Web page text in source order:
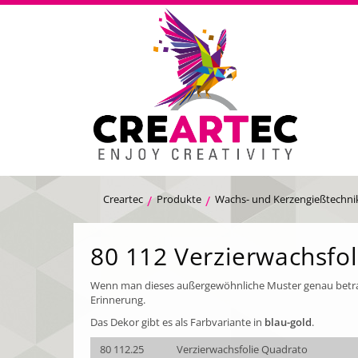
Creartec Produkte Wachs- und
80 112
Wenn man dieses außergewöhnliche Muster genau
Erinnerung.
Das Dekor gibt es als Farbvariante in blau-gold.
80 112.25
Verzierwachsfolie Quadrato